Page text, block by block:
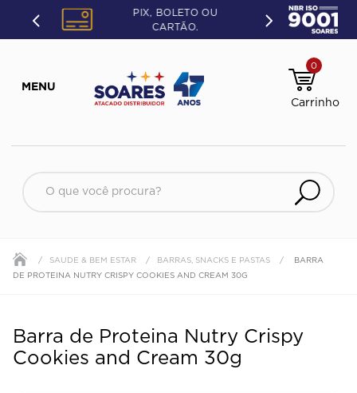
PIX, BOLETO OU
CARTÃO.
0
SAUDE & BEM ESTAR BARRAS, SNACKS E PASTAS
BARRA
DE PROTEINA NUTRY CRISPY COOKIES AND CREAM 30G
Barra de Proteina Nutry Crispy
Cookies and Cream 30g